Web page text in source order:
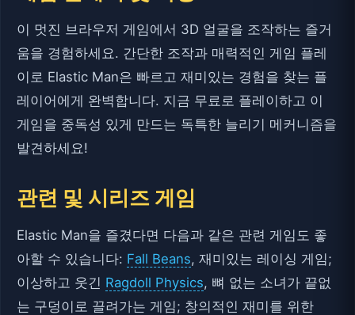
이 멋진 브라우저 게임에서 3D 얼굴을 조작하는 즐거
움을 경험하세요. 간단한 조작과 매력적인 게임 플레
이로 Elastic Man은 빠르고 재미있는 경험을 찾는 플
레이어에게 완벽합니다. 지금 무료로 플레이하고 이
게임을 중독성 있게 만드는 독특한 늘리기 메커니즘을
발견하세요!
관련 및 시리즈 게임
Elastic Man을 즐겼다면 다음과 같은 관련 게임도 좋
아할 수 있습니다: Fall Beans, 재미있는 레이싱 게임;
이상하고 웃긴 Ragdoll Physics, 뼈 없는 소녀가 끝없
는 구덩이로 끌려가는 게임; 창의적인 재미를 위한